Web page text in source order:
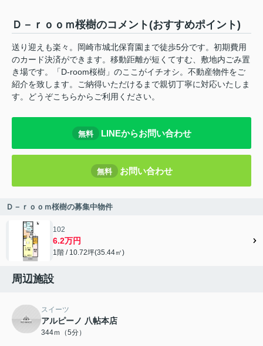
Ｄ－ｒｏｏｍ桜樹のコメント(おすすめポイント)
送り迎えも楽々。岡崎市城北保育園まで徒歩5分です。初期費用
のカード決済ができます。移動距離が短くてすむ、敷地内ごみ置
き場です。「D-room桜樹」のここがイチオシ。不動産物件をご
紹介を致します。ご納得いただけるまで親切丁寧に対応いたしま
す。どうぞこちらからご利用ください。
無料 LINEからお問い合わせ
無料 お問い合わせ
Ｄ－ｒｏｏｍ桜樹の募集中物件
102
6.2万円
1階 / 10.72坪(35.44㎡)
周辺施設
スイーツ
アルピーノ 八帖本店
344ｍ（5分）